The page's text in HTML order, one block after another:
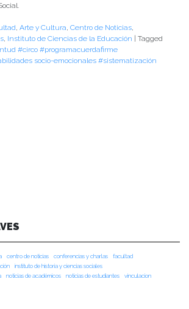
, Arte y Cultura, Centro de Noticias,
, Instituto de Ciencias de la Educación
Tagged
#circo #programacuerdafirme
socio-emocionales #sistematización
centro de noticias conferencias y charlas
facultad
instituto de historia y ciencias sociales
noticias de académicos noticias de estudiantes
vinculacion